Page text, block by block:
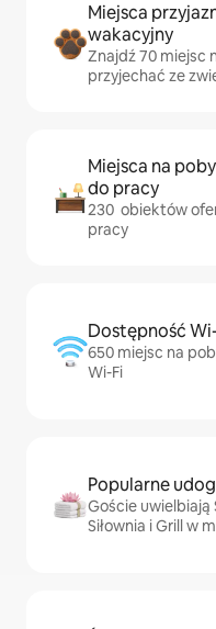
Miejsca
wakacyjny
Znajdź 70 miejsc
przyjechać ze
Miejsca na
do pracy
230 obiektów
pracy
Dostępność
650 miejsc na
Wi-Fi
Popularne
Goście uwielbiają
Siłownia i Grill w